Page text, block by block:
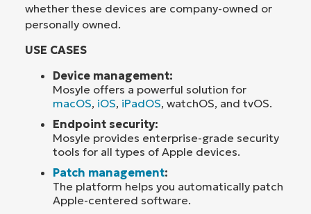
whether these devices are company-owned or
personally owned.
USE CASES
Device management:
Mosyle offers a powerful solution for
macOS, iOS, iPadOS, watchOS, and tvOS.
Endpoint security:
Mosyle provides enterprise-grade security
tools for all types of Apple devices.
Patch management:
The platform helps you automatically patch
Apple-centered software.